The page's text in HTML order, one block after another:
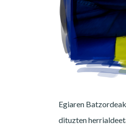
Egiaren
dituzten